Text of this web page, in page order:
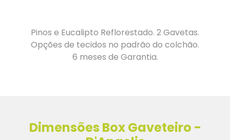
Pinos e Eucalipto Reflorestado. 2 Gavetas.
Opções de tecidos no padrão do colchão.
6 meses de Garantia.
Dimensões Box Gaveteiro -